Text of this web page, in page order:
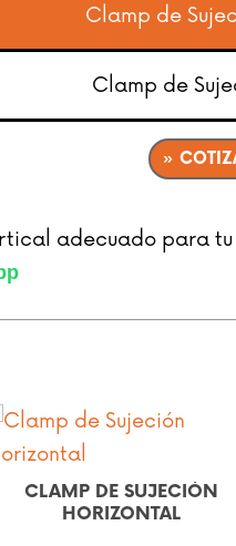
Clamp de
Clamp de
»
adecuado para
CLAMP DE SUJECIÓN PUSH
PULL